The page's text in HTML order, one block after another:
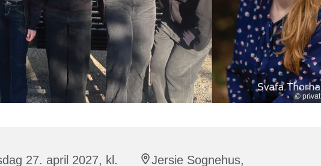
© privat
27. april 2027, kl. Jersie Sognehus,